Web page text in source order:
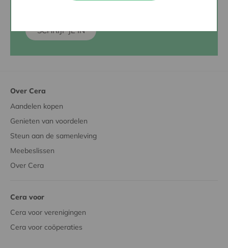
SCHRIJF JE IN
Over Cera
Aandelen kopen
Genieten van voordelen
Steun aan de samenleving
Meebeslissen
Over Cera
Cera voor
Cera voor verenigingen
Cera voor coöperaties